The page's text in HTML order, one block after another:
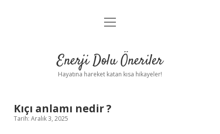
Anasayfa
Yasal Uyarı
menüyü
Enerji Dolu Öneriler
Hayatına hareket katan kısa hikayeler!
Kıçı anlamı nedir ?
Tarih: Aralık 3, 2025